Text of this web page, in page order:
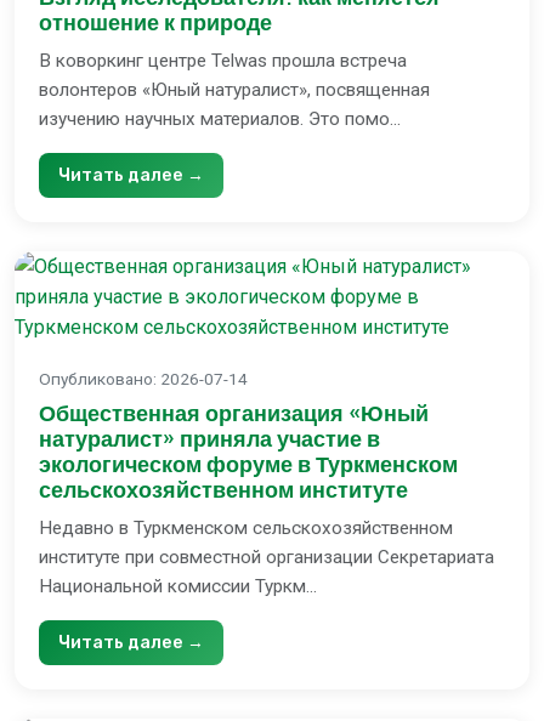
отношение к природе
В коворкинг центре Telwas прошла встреча
волонтеров «Юный натуралист», посвященная
изучению научных материалов. Это помо...
Читать далее →
Опубликовано: 2026-07-14
Общественная организация «Юный
натуралист» приняла участие в
экологическом форуме в Туркменском
сельскохозяйственном институте
Недавно в Туркменском сельскохозяйственном
институте при совместной организации Секретариата
Национальной комиссии Туркм...
Читать далее →